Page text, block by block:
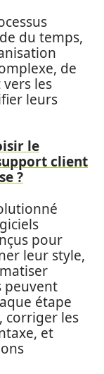
du temps,
de
les
leurs
le
client
?
pour
leur style,
peuvent
étape
corriger les
et